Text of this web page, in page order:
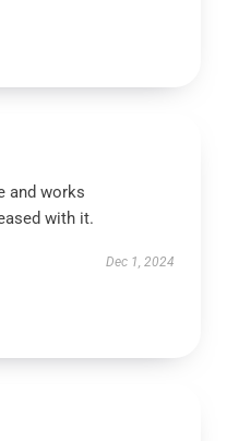
and works
with it.
Dec 1, 2024